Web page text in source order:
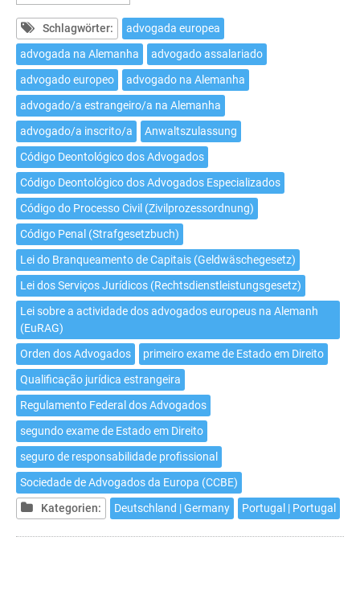
exercer
a
advocacia
na
Alemanha
como
advogado/a
estrangeiro/a?
Schlagwörter:
advogada europea
advogada na Alemanha
advogado assalariado
advogado europeo
advogado na Alemanha
advogado/a estrangeiro/a na Alemanha
advogado/a inscrito/a
Anwaltszulassung
Código Deontológico dos Advogados
Código Deontológico dos Advogados Especializados
Código do Processo Civil (Zivilprozessordnung)
Código Penal (Strafgesetzbuch)
Lei do Branqueamento de Capitais (Geldwäschegesetz)
Lei dos Serviços Jurídicos (Rechtsdienstleistungsgesetz)
Lei sobre a actividade dos advogados europeus na Alemanh
(EuRAG)
Orden dos Advogados
primeiro exame de Estado em Direito
Qualificação jurídica estrangeira
Regulamento Federal dos Advogados
segundo exame de Estado em Direito
seguro de responsabilidade profissional
Sociedade de Advogados da Europa (CCBE)
Kategorien:
Deutschland | Germany Portugal | Portugal